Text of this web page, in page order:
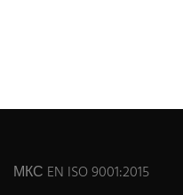
МКС EN ISO 9001:2015